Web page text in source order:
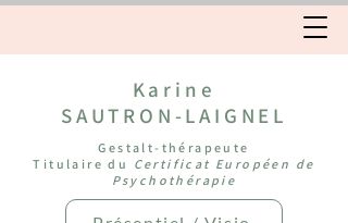
Karine
SAUTRON-LAIGNEL
Gestalt-thérapeute
Titulaire du Certificat Européen de
Psychothérapie